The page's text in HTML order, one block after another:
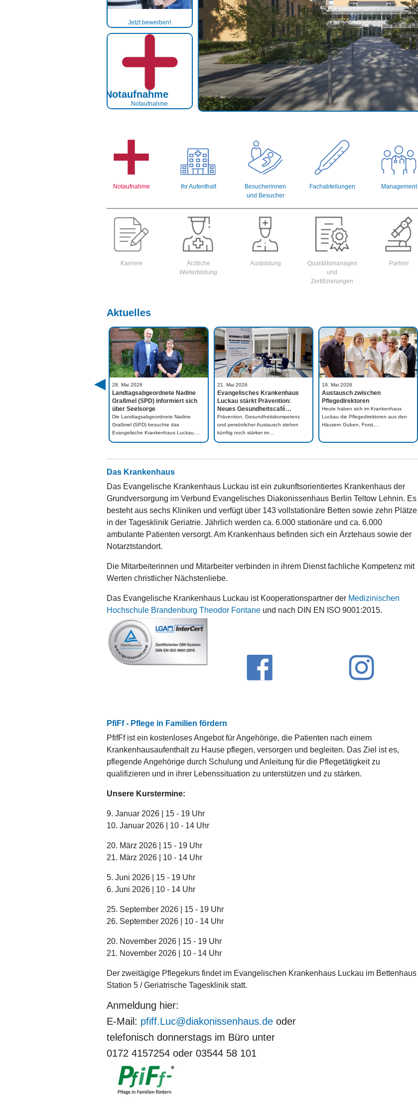
Jetzt bewerben!
Notaufnahme
Notaufnahme
Notaufnahme
Notaufnahme Ihr Aufenthalt
Besucherinnen
und Besucher
Fachabteilungen Management
Karriere
Ärztliche
Weiterbildung
Ausbildung
Qualitätsmanagement
und
Zertifizierungen
Partner
Aktuelles
28. Mai 2026
Landtagsabgeordnete Nadine
Graßmel (SPD) informiert sich
über Seelsorge
Die Landtagsabgeordnete Nadine
Graßmel (SPD) besuchte das
Evangelische Krankenhaus Luckau,…
21. Mai 2026
Evangelisches Krankenhaus
Luckau stärkt Prävention:
Neues Gesundheitscafé…
Prävention, Gesundheitskompetenz
und persönlicher Austausch stehen
künftig noch stärker im…
19. Mai 2026
Austausch zwischen
Pflegedirektoren
Heute haben sich im Krankenhaus
Luckau die Pflegedirektoren aus den
Häusern Guben, Forst,…
Das Krankenhaus
Das Evangelische Krankenhaus Luckau ist ein zukunftsorientiertes Krankenhaus der
Grundversorgung im Verbund Evangelisches Diakonissenhaus Berlin Teltow Lehnin. Es
besteht aus sechs Kliniken und verfügt über 143 vollstationäre Betten sowie zehn Plätze
in der Tagesklinik Geriatrie. Jährlich werden ca. 6.000 stationäre und ca. 6.000
ambulante Patienten versorgt. Am Krankenhaus befinden sich ein Ärztehaus sowie der
Notarztstandort.
Die Mitarbeiterinnen und Mitarbeiter verbinden in ihrem Dienst fachliche Kompetenz mit
Werten christlicher Nächstenliebe.
Das Evangelische Krankenhaus Luckau ist Kooperationspartner der Medizinischen
Hochschule Brandenburg Theodor Fontaneund nach DIN EN ISO 9001:2015.
PfiFf - Pflege in Familien fördern
PfifFf ist ein kostenloses Angebot für Angehörige, die Patienten nach einem
Krankenhausaufenthalt zu Hause pflegen, versorgen und begleiten. Das Ziel ist es,
pflegende Angehörige durch Schulung und Anleitung für die Pflegetätigkeit zu
qualifizieren und in ihrer Lebenssituation zu unterstützen und zu stärken.
Unsere Kurstermine:
9. Januar 2026 | 15 - 19 Uhr
10. Januar 2026 | 10 - 14 Uhr
20. März 2026 | 15 - 19 Uhr
21. März 2026 | 10 - 14 Uhr
5. Juni 2026 | 15 - 19 Uhr
6. Juni 2026 | 10 - 14 Uhr
25. September 2026 | 15 - 19 Uhr
26. September 2026 | 10 - 14 Uhr
20. November 2026 | 15 - 19 Uhr
21. November 2026 | 10 - 14 Uhr
Der zweitägige Pflegekurs findet im Evangelischen Krankenhaus Luckau im Bettenhaus
Station 5 / Geriatrische Tagesklinik statt.
Anmeldung hier:
E-Mail: pfiff.Luc diakonissenhaus deoder
telefonisch donnerstags im Büro unter
0172 4157254 oder 03544 58 101